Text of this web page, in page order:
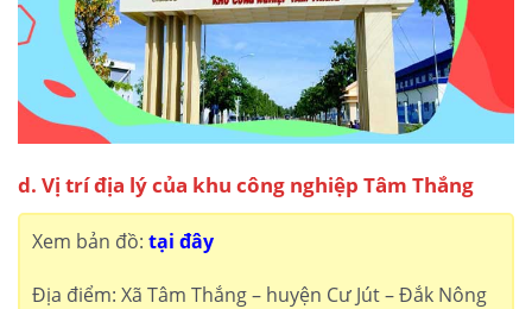
d. Vị trí địa lý của khu công nghiệp Tâm Thắng
Xem bản đồ: tại đây
Địa điểm: Xã Tâm Thắng – huyện Cư Jút – Đắk Nông